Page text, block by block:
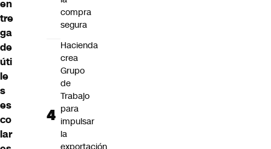
en
tre
ga
de
úti
le
s
es
co
lar
compra
segura
Hacienda
crea
Grupo
de
Trabajo
para
impulsar
la
exportación